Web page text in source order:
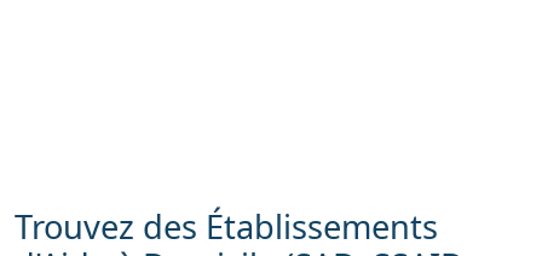
Trouvez des Établissements